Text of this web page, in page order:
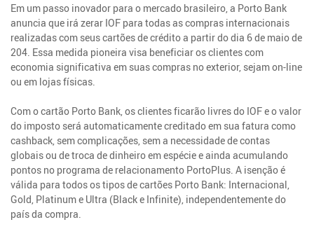
Em um passo inovador para o mercado brasileiro, a Porto Bank
anuncia que irá zerar IOF para todas as compras internacionais
realizadas com seus cartões de crédito a partir do dia 6 de maio de
204. Essa medida pioneira visa beneficiar os clientes com
economia significativa em suas compras no exterior, sejam on-line
ou em lojas físicas.
Com o cartão Porto Bank, os clientes ficarão livres do IOF e o valor
do imposto será automaticamente creditado em sua fatura como
cashback, sem complicações, sem a necessidade de contas
globais ou de troca de dinheiro em espécie e ainda acumulando
pontos no programa de relacionamento PortoPlus. A isenção é
válida para todos os tipos de cartões Porto Bank: Internacional,
Gold, Platinum e Ultra (Black e Infinite), independentemente do
país da compra.